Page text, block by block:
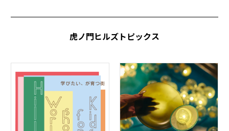
虎ノ門ヒルズトピックス